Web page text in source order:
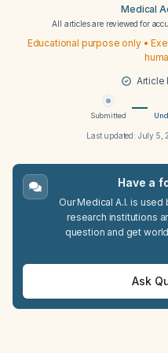
Medical
All articles are reviewed for
Educational purpose only •
Article
Submitted
Last updated: July 5,
Have a
Our Medical A.I. is
research institutions
question and get
Ask